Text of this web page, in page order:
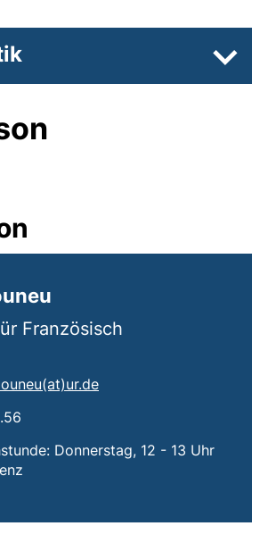
Französisch
(öffnet Ihr E-Mail-
Informationen:
Donnerstag, 12 - 13 Uhr